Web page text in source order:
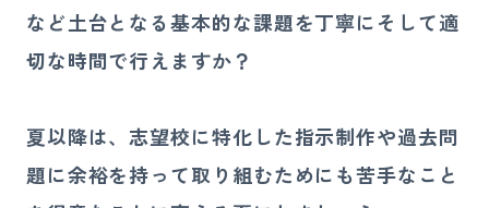
お問い合わせ
など土台となる基本的な課題を丁寧にそして適
切な時間で行えますか？
夏以降は、志望校に特化した指示制作や過去問
題に余裕を持って取り組むためにも苦手なこと